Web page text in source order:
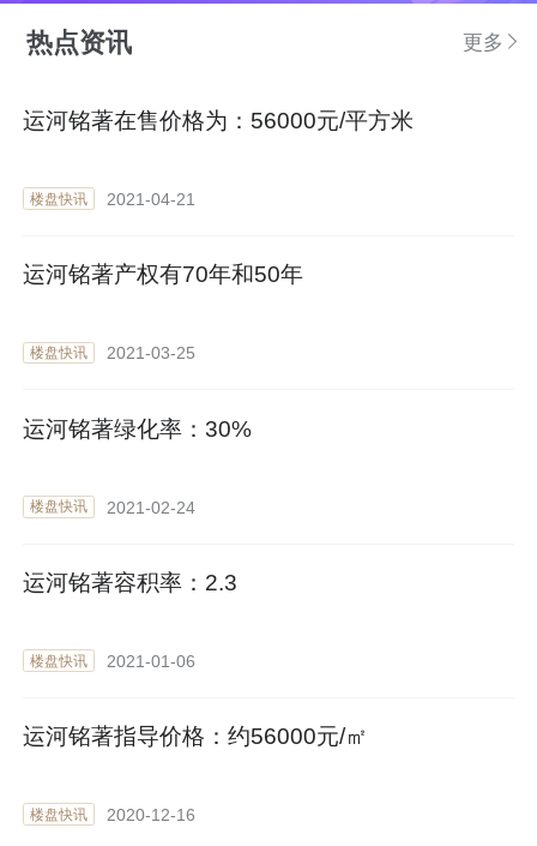
热点资讯 更多
运河铭著在售价格为：56000元/平方米
楼盘快讯 2021-04-21
运河铭著产权有70年和50年
楼盘快讯 2021-03-25
运河铭著绿化率：30%
楼盘快讯 2021-02-24
运河铭著容积率：2.3
楼盘快讯 2021-01-06
运河铭著指导价格：约56000元/㎡
楼盘快讯 2020-12-16